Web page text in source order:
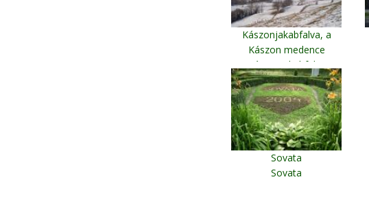
Kászonjakabfalva, a
Kászon medence
Kászonjakabfalva
Sovata
Sovata